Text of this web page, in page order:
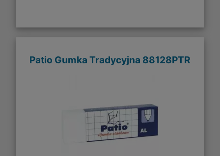
Patio Gumka Tradycyjna 88128PTR